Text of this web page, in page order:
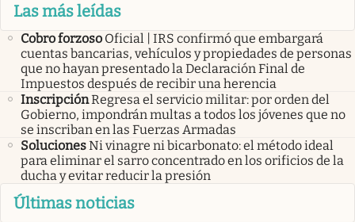
Las más leídas
Cobro forzoso Oficial | IRS confirmó que embargará
cuentas bancarias, vehículos y propiedades de personas
que no hayan presentado la Declaración Final de
Impuestos después de recibir una herencia
InscripciónRegresa el servicio militar: por orden del
Gobierno, impondrán multas a todos los jóvenes que no
se inscriban en las Fuerzas Armadas
SolucionesNi vinagre ni bicarbonato: el método ideal
para eliminar el sarro concentrado en los orificios de la
ducha y evitar reducir la presión
Últimas noticias